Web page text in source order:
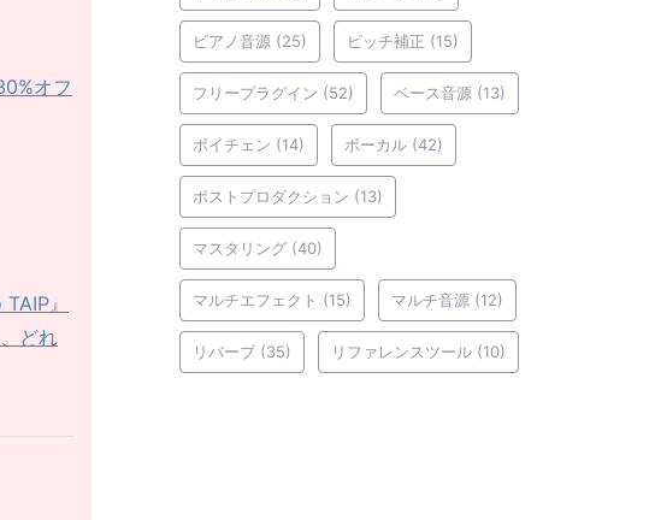
オフ
』
どれ
ピアノ音源 (25) ピッチ補正 (15)
フリープラグイン (52) ベース音源 (13)
ボイチェン (14) ボーカル (42)
ポストプロダクション (13)
マスタリング (40)
マルチエフェクト (15) マルチ音源 (12)
リバーブ (35) リファレンスツール (10)